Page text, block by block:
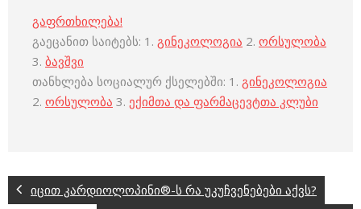
გაფრთხილება!
გაეცანით საიტებს: 1. გინეკოლოგია 2. ორსულობა
3. ბავშვი
თანხლება სოციალურ ქსელებში: 1. გინეკოლოგია
2. ორსულობა 3. ექიმთა და ფარმაცევტთა კლუბი
იცით კარდიოლოპინი®-ს რა უკუჩვენებები აქვს?